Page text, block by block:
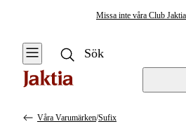
Missa inte våra Club
Våra Varumärken/Sufix